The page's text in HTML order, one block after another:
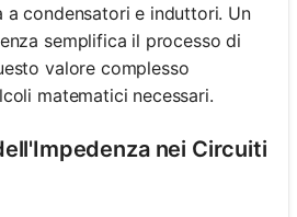
condensatori e induttori. Un
semplifica il processo di
valore complesso
matematici necessari.
nei Circuiti